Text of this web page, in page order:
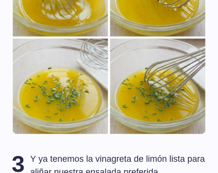
3
Y ya tenemos la vinagreta de limón lista para